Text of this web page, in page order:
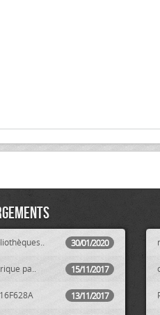
30/01/2020
15/11/2017
pa..
13/11/2017